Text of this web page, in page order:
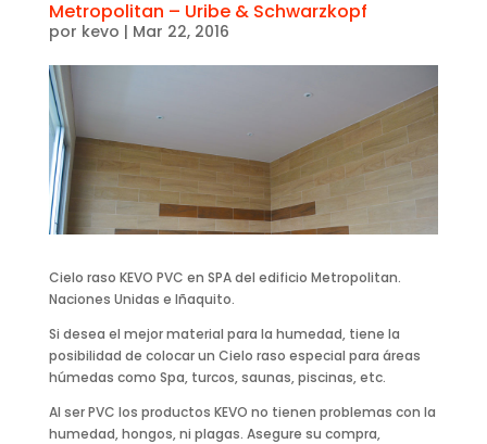
Metropolitan – Uribe & Schwarzkopf
por kevo | Mar 22, 2016
Cielo raso KEVO PVC en SPA del edificio Metropolitan.
Naciones Unidas e Iñaquito.
Si desea el mejor material para la humedad, tiene la
posibilidad de colocar un Cielo raso especial para áreas
húmedas como Spa, turcos, saunas, piscinas, etc.
Al ser PVC los productos KEVO no tienen problemas con la
humedad, hongos, ni plagas. Asegure su compra,